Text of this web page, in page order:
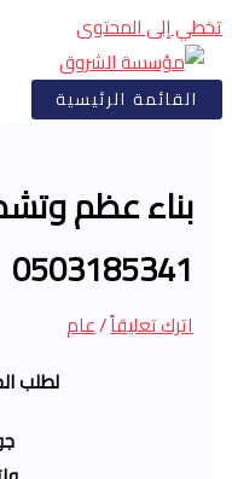
تخطي إلى المحتوى
القائمة الرئيسية
بناء عظم
0503185341
اترك تعليقاً/عام
لطلب